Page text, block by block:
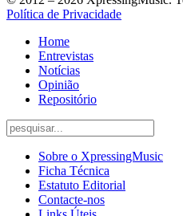
Política de Privacidade
Home
Entrevistas
Notícias
Opinião
Repositório
Sobre o XpressingMusic
Ficha Técnica
Estatuto Editorial
Contacte-nos